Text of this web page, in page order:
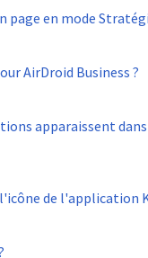
en mode
AirDroid Business ?
apparaissent
de l'application